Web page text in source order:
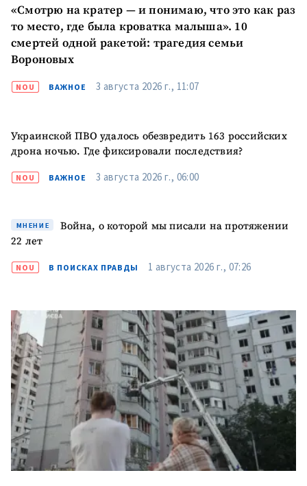
«Смотрю на кратер — и понимаю, что это как раз
то место, где была кроватка малыша». 10
смертей одной ракетой: трагедия семьи
Вороновых
NOU ВАЖНОЕ 3 августа 2026 г., 11:07
Украинской ПВО удалось обезвредить 163 российских
дрона ночью. Где фиксировали последствия?
NOU ВАЖНОЕ 3 августа 2026 г., 06:00
МНЕНИЕ
Война, о которой мы писали на протяжении
22 лет
NOU В ПОИСКАХ ПРАВДЫ 1 августа 2026 г., 07:26